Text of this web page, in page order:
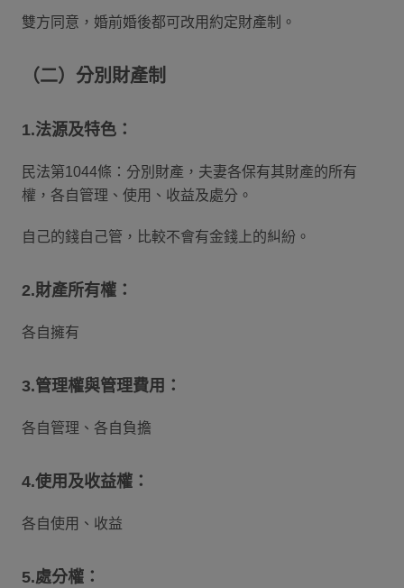
雙方同意，婚前婚後都可改用約定財產制。
（二）分別財產制
1.法源及特色：
民法第1044條：分別財產，夫妻各保有其財產的所有
權，各自管理、使用、收益及處分。
自己的錢自己管，比較不會有金錢上的糾紛。
2.財產所有權：
各自擁有
3.管理權與管理費用：
各自管理、各自負擔
4.使用及收益權：
各自使用、收益
5.處分權：